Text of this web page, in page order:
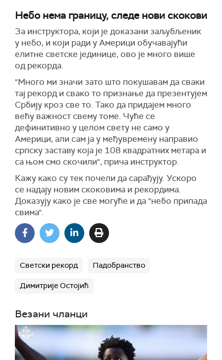
Небо нема границу, следе нови скокови
За инструктора, који је доказани заљубљеник
у небо, и који ради у Америци обучавајући
елитне светске јединице, ово је много више
од рекорда.
"Много ми значи зато што покушавам да сваки
тај рекорд и свако то признање да презентујем
Србију кроз све то. Тако да придајем много
већу важност свему томе. Чуће се
дефинитивно у целом свету не само у
Америци, али сам ја у међувремену направио
српску заставу која је 108 квадратних метара и
са њом смо скочили", прича инструктор.
Кажу како су тек почели да сарађују. Ускоро
се надају новим скоковима и рекордима.
Доказују како је све могуће и да "небо припада
свима".
Светски рекорд Падобранство
Димитрије Остојић
Везани чланци